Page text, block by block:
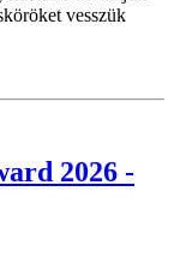
vesszük
2026 -